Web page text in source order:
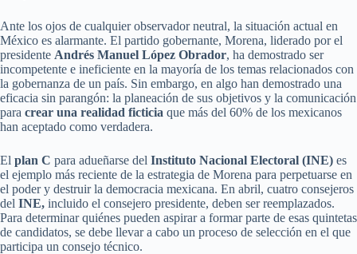
Ante los ojos de cualquier observador neutral, la situación actual en
México es alarmante. El partido gobernante, Morena, liderado por el
presidente Andrés Manuel López Obrador, ha demostrado ser
incompetente e ineficiente en la mayoría de los temas relacionados con
la gobernanza de un país. Sin embargo, en algo han demostrado una
eficacia sin parangón: la planeación de sus objetivos y la comunicación
para crear una realidad ficticia que más del 60% de los mexicanos
han aceptado como verdadera.
El plan C para adueñarse del Instituto Nacional Electoral (INE) es
el ejemplo más reciente de la estrategia de Morena para perpetuarse en
el poder y destruir la democracia mexicana. En abril, cuatro consejeros
del INE, incluido el consejero presidente, deben ser reemplazados.
Para determinar quiénes pueden aspirar a formar parte de esas quintetas
de candidatos, se debe llevar a cabo un proceso de selección en el que
participa un consejo técnico.